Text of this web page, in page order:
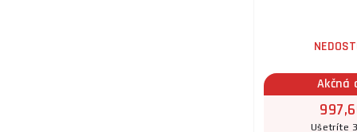
16. Akčná
Ušetríte